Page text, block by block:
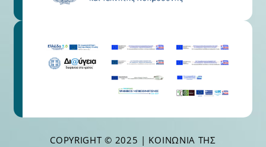
COPYRIGHT © 2025 | ΚΟΙΝΩΝΊΑ ΤΗΣ